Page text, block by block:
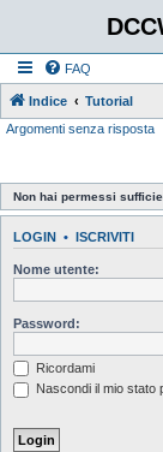
FAQ
Indice Tutorial
Argomenti senza risposta
Non hai permessi
LOGIN • ISCRIVITI
Nome utente:
Password:
Ricordami
Nascondi il mio stato